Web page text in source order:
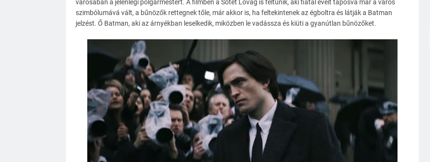
városában a jelenlegi polgármestert. A filmben a Sötét Lovag is feltűnik, aki fiatal éveit taposva már a város
szimbólumává vált, a bűnözők rettegnek tőle, már akkor is, ha feltekintenek az égboltra és látják a Batman
jelzést. Ő Batman, aki az árnyékban leselkedik, miközben le vadássza és kiüti a gyanútlan bűnözőket.